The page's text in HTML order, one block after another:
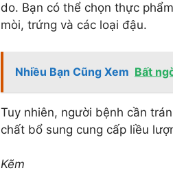
do. Bạn có thể chọn thực
mòi, trứng và các loại đậu.
Nhiều Bạn Cũng Xem Bất
Tuy nhiên, người bệnh cần
chất bổ sung cung cấp liều
Kẽm